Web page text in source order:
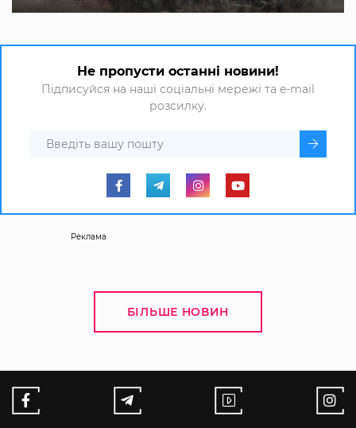
Не пропусти останні новини!
Підписуйся на наші соціальні мережі та e-mail
розсилку.
Реклама
БІЛЬШЕ НОВИН